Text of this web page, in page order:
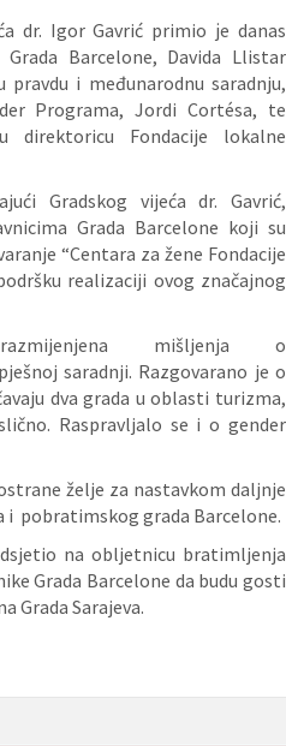
dr. Igor Gavrić primiо је dаnаs
Barcelone, Davida Llistar
i međunarodnu saradnju,
Programa, Jordi Cortésa, te
direktoricu Fondacije lokalne
Gradskog vijeća dr. Gavrić,
Grada Barcelone koji su
“Centara za žene Fondacije
realizaciji ovog značajnog
mišljenja o
saradnji. Razgovarano je o
dva grada u oblasti turizma,
Raspravljalo se i o gender
želje za nastavkom daljnje
i pobratimskog grada Barcelone.
na obljetnicu bratimljenja
Grada Barcelone da budu gosti
Grada Sarajeva.